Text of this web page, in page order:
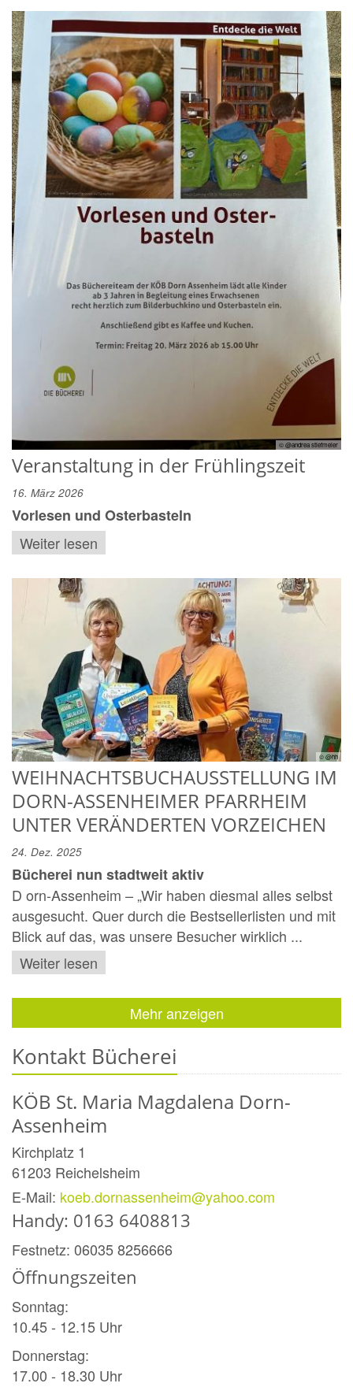
© @andrea stiefmeier
Veranstaltung in der Frühlingszeit
16. März 2026
Vorlesen und Osterbasteln
Weiter lesen
© @hh
WEIHNACHTSBUCHAUSSTELLUNG IM
DORN-ASSENHEIMER PFARRHEIM
UNTER VERÄNDERTEN VORZEICHEN
24. Dez. 2025
Bücherei nun stadtweit aktiv
D orn-Assenheim – „Wir haben diesmal alles selbst
ausgesucht. Quer durch die Bestsellerlisten und mit
Blick auf das, was unsere Besucher wirklich ...
Weiter lesen
Mehr anzeigen
Kontakt Bücherei
KÖB St. Maria Magdalena Dorn-
Assenheim
Kirchplatz 1
61203 Reichelsheim
E-Mail: koeb.dornassenheim@yahoo.com
Handy: 0163 6408813
Festnetz: 06035 8256666
Öffnungszeiten
Sonntag:
10.45 - 12.15 Uhr
Donnerstag:
17.00 - 18.30 Uhr